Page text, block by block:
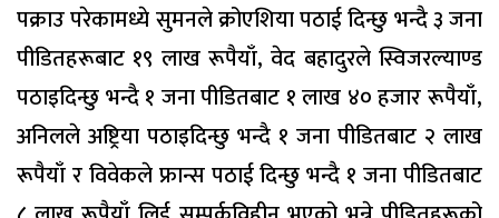
पक्राउ परेकामध्ये सुमनले क्रोएशिया पठाई दिन्छु भन्दै ३ जना
पीडितहरूबाट १९ लाख रूपैयाँ, वेद बहादुरले स्विजरल्याण्ड
पठाइदिन्छु भन्दै १ जना पीडितबाट १ लाख ४० हजार रूपैयाँ,
अनिलले अष्ट्रिया पठाइदिन्छु भन्दै १ जना पीडितबाट २ लाख
रूपैयाँ र विवेकले फ्रान्स पठाई दिन्छु भन्दै १ जना पीडितबाट